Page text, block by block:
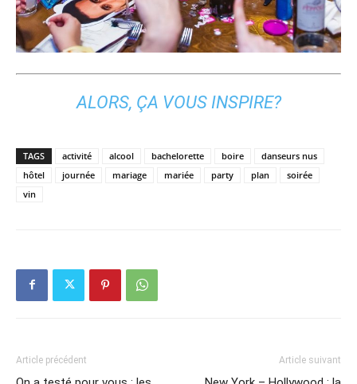
ALORS, ÇA VOUS INSPIRE?
TAGS activité alcool bachelorette boire
danseurs nus
hôtel
journée mariage mariée party plan
soirée
vin
Article précédent Article suivant